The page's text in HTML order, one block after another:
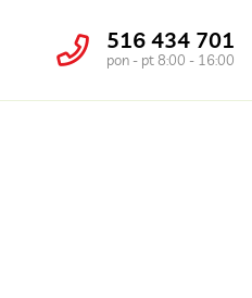
516 434 701
pon - pt 8:00 - 16:00